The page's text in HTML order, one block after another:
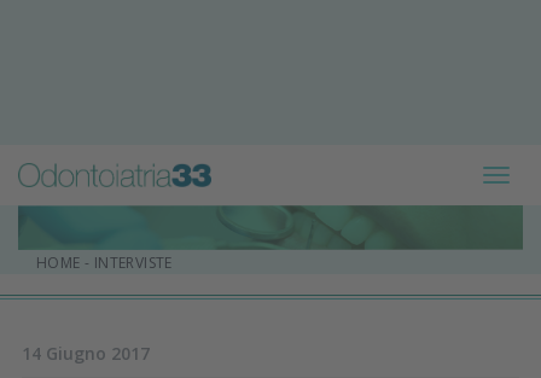
HOME - INTERVISTE
14 Giugno 2017